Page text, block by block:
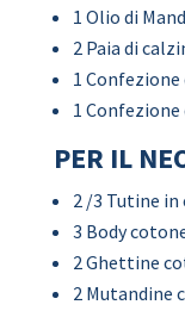
1 Olio di
2 Paia di
1
1
PER IL
2 /3 Tutine
3 Body
2 Ghettine
2 Mutandine